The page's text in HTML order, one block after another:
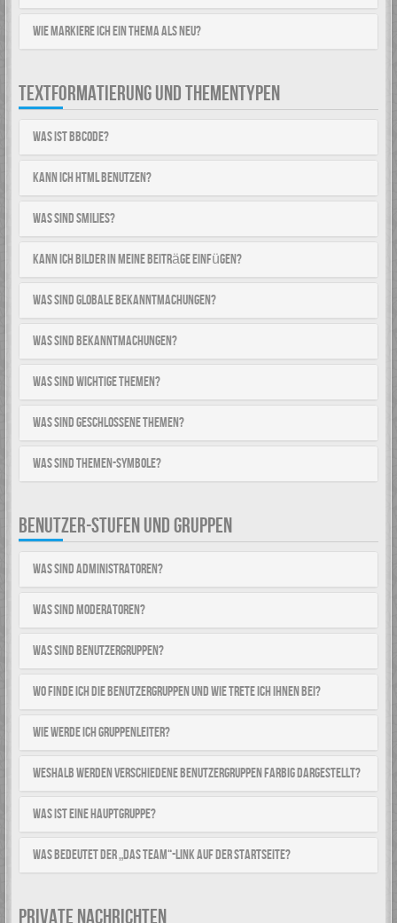
Wie markiere ich ein Thema als neu?
TEXTFORMATIERUNG UND THEMENTYPEN
Was ist BBCode?
Kann ich HTML benutzen?
Was sind Smilies?
Kann ich Bilder in meine Beiträge einfügen?
Was sind globale Bekanntmachungen?
Was sind Bekanntmachungen?
Was sind wichtige Themen?
Was sind geschlossene Themen?
Was sind Themen-Symbole?
BENUTZER-STUFEN UND GRUPPEN
Was sind Administratoren?
Was sind Moderatoren?
Was sind Benutzergruppen?
Wo finde ich die Benutzergruppen und wie trete ich ihnen bei?
Wie werde ich Gruppenleiter?
Weshalb werden verschiedene Benutzergruppen farbig dargestellt?
Was ist eine Hauptgruppe?
Was bedeutet der „Das Team“-Link auf der Startseite?
PRIVATE NACHRICHTEN